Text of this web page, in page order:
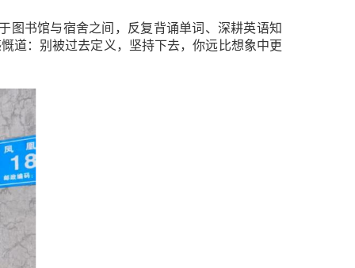
图书馆与宿舍之间，反复背诵单词、深耕英语知
道： 别被过去定义，坚持下去，你远比想象中更